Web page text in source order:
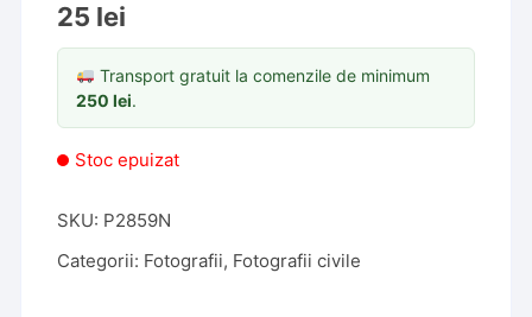
25 lei
Transport gratuit la comenzile de minimum
250lei.
Stoc epuizat
SKU: P2859N
Categorii: Fotografii, Fotografii civile